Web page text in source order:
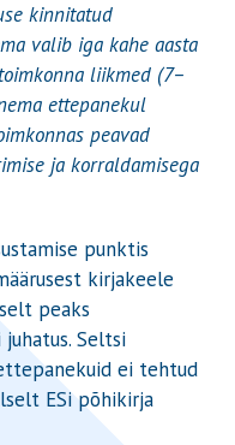
kinnitatud
valib iga kahe aasta
liikmed (7–
ettepanekul
peavad
ja korraldamisega
punktis
kirjakeele
peaks
Seltsi
ei tehtud
ESi põhikirja